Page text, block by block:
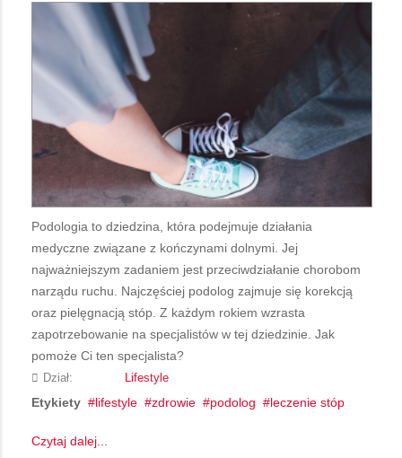
Podologia to dziedzina, która podejmuje działania
medyczne związane z kończynami dolnymi. Jej
najważniejszym zadaniem jest przeciwdziałanie chorobom
narządu ruchu. Najczęściej podolog zajmuje się korekcją
oraz pielęgnacją stóp. Z każdym rokiem wzrasta
zapotrzebowanie na specjalistów w tej dziedzinie. Jak
pomoże Ci ten specjalista?
Dział: Lifestyle
Etykiety lifestyle zdrowie podolog leczenie stóp
Czytaj dalej...